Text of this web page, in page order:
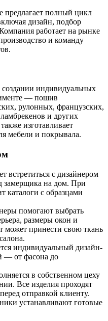
полный цикл
дизайн, подбор
работает на рынке
и команду
создании индивидуальных
— пошив
рулонных, французских,
и других
изготавливает
мебели и покрывала.
встретиться с дизайнером
замерщика на дом. При
каталоги с образцами
помогают выбрать
размеры окон и
может принести свою ткань
индивидуальный дизайн-
— от фасона до
в собственном цеху
Все изделия проходят
отправкой клиенту.
устанавливают готовые